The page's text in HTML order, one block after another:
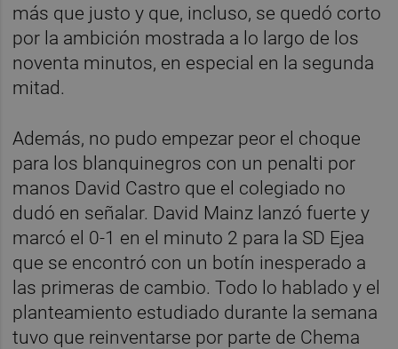
más que justo y que, incluso, se quedó corto
por la ambición mostrada a lo largo de los
noventa minutos, en especial en la segunda
mitad.
Además, no pudo empezar peor el choque
para los blanquinegros con un penalti por
manos David Castro que el colegiado no
dudó en señalar. David Mainz lanzó fuerte y
marcó el 0-1 en el minuto 2 para la SD Ejea
que se encontró con un botín inesperado a
las primeras de cambio. Todo lo hablado y el
planteamiento estudiado durante la semana
tuvo que reinventarse por parte de Chema